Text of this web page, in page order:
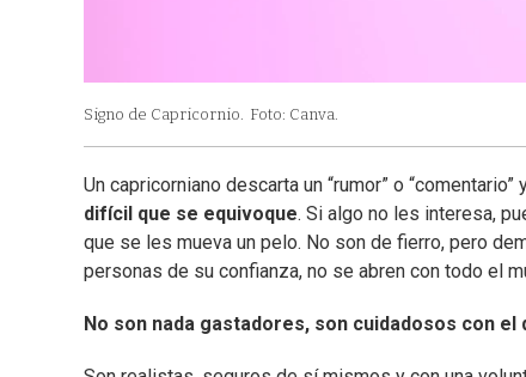
Signo de Capricornio. Foto: Canva.
Un capricorniano descarta un “rumor” o “comentario”
difícil que se equivoque. Si algo no les interesa,
que se les mueva un pelo. No son de fierro, pero
personas de su confianza, no se abren con todo el
No son nada gastadores, son cuidadosos con el